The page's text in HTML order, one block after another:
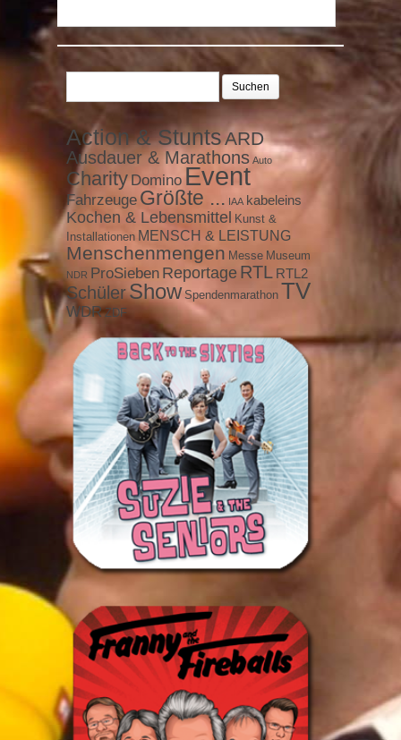
Suchen
Action & StuntsARD
Ausdauer & Marathons Auto
CharityDomino Event
Fahrzeuge Größte ... IAA kabeleins
Kochen & Lebensmittel Kunst &
Installationen MENSCH & LEISTUNG
Menschenmengen Messe Museum
NDR ProSieben Reportage RTL RTL2
SchülerShow Spendenmarathon TV
WDR ZDF